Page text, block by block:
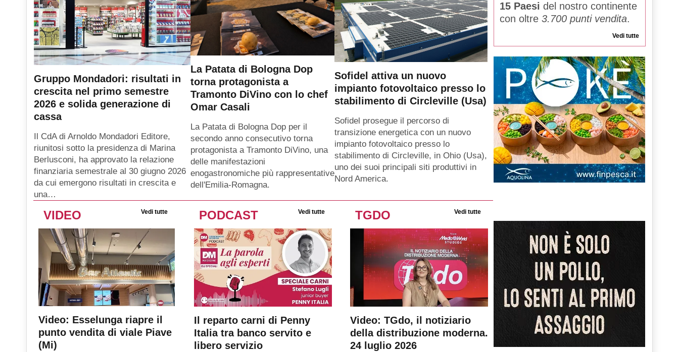
Gruppo Mondadori: risultati in
crescita nel primo semestre
2026 e solida generazione di
cassa
Il CdA di Arnoldo Mondadori Editore,
riunitosi sotto la presidenza di Marina
Berlusconi, ha approvato la relazione
finanziaria semestrale al 30 giugno 2026
da cui emergono risultati in crescita e
una…
La Patata di Bologna Dop
torna protagonista a
Tramonto DiVino con lo chef
Omar Casali
La Patata di Bologna Dop per il
secondo anno consecutivo torna
protagonista a Tramonto DiVino, una
delle manifestazioni
enogastronomiche più rappresentative
dell'Emilia-Romagna.
Sofidel attiva un nuovo
impianto fotovoltaico presso lo
stabilimento di Circleville (Usa)
Sofidel prosegue il percorso di
transizione energetica con un nuovo
impianto fotovoltaico presso lo
stabilimento di Circleville, in Ohio (Usa),
uno dei suoi principali siti produttivi in
Nord America.
15 Paesi del nostro continente
con oltre 3.700 punti vendita.
Vedi tutte
VIDEO Vedi tutte
Video: Esselunga riapre il
punto vendita di viale Piave
(Mi)
PODCAST Vedi tutte
Il reparto carni di Penny
Italia tra banco servito e
libero servizio
TGDO Vedi tutte
Video: TGdo, il notiziario
della distribuzione moderna.
24 luglio 2026